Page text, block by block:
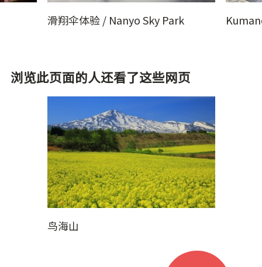
滑翔伞体验 / Nanyo Sky Park
浏览此页面的人还看了这些网页
鸟海山